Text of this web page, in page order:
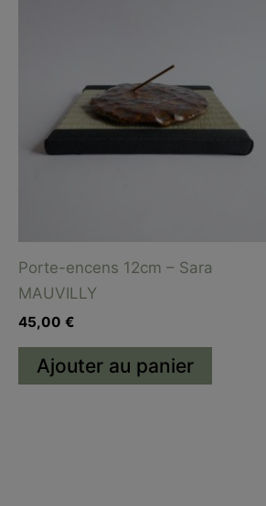
Porte-encens 12cm – Sara
MAUVILLY
45,00 €
Ajouter au panier